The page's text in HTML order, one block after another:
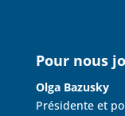
Pour nous
Olga Bazusky
Présidente et